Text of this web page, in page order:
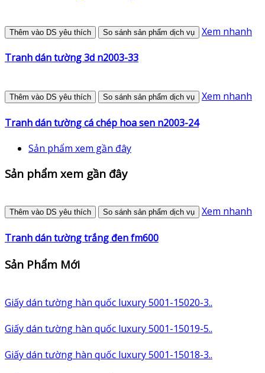
Thêm vào DS yêu thích So sánh sản phẩm dịch vụ Xem nhanh
Tranh dán tường 3d n2003-33
Thêm vào DS yêu thích So sánh sản phẩm dịch vụ Xem nhanh
Tranh dán tường cá chép hoa sen n2003-24
Sản phẩm xem gần đây
Sản phẩm xem gần đây
Thêm vào DS yêu thích So sánh sản phẩm dịch vụ Xem nhanh
Tranh dán tường trắng đen fm600
Sản Phẩm Mới
Giấy dán tường hàn quốc luxury 5001-15020-3..
Giấy dán tường hàn quốc luxury 5001-15019-5..
Giấy dán tường hàn quốc luxury 5001-15018-3..